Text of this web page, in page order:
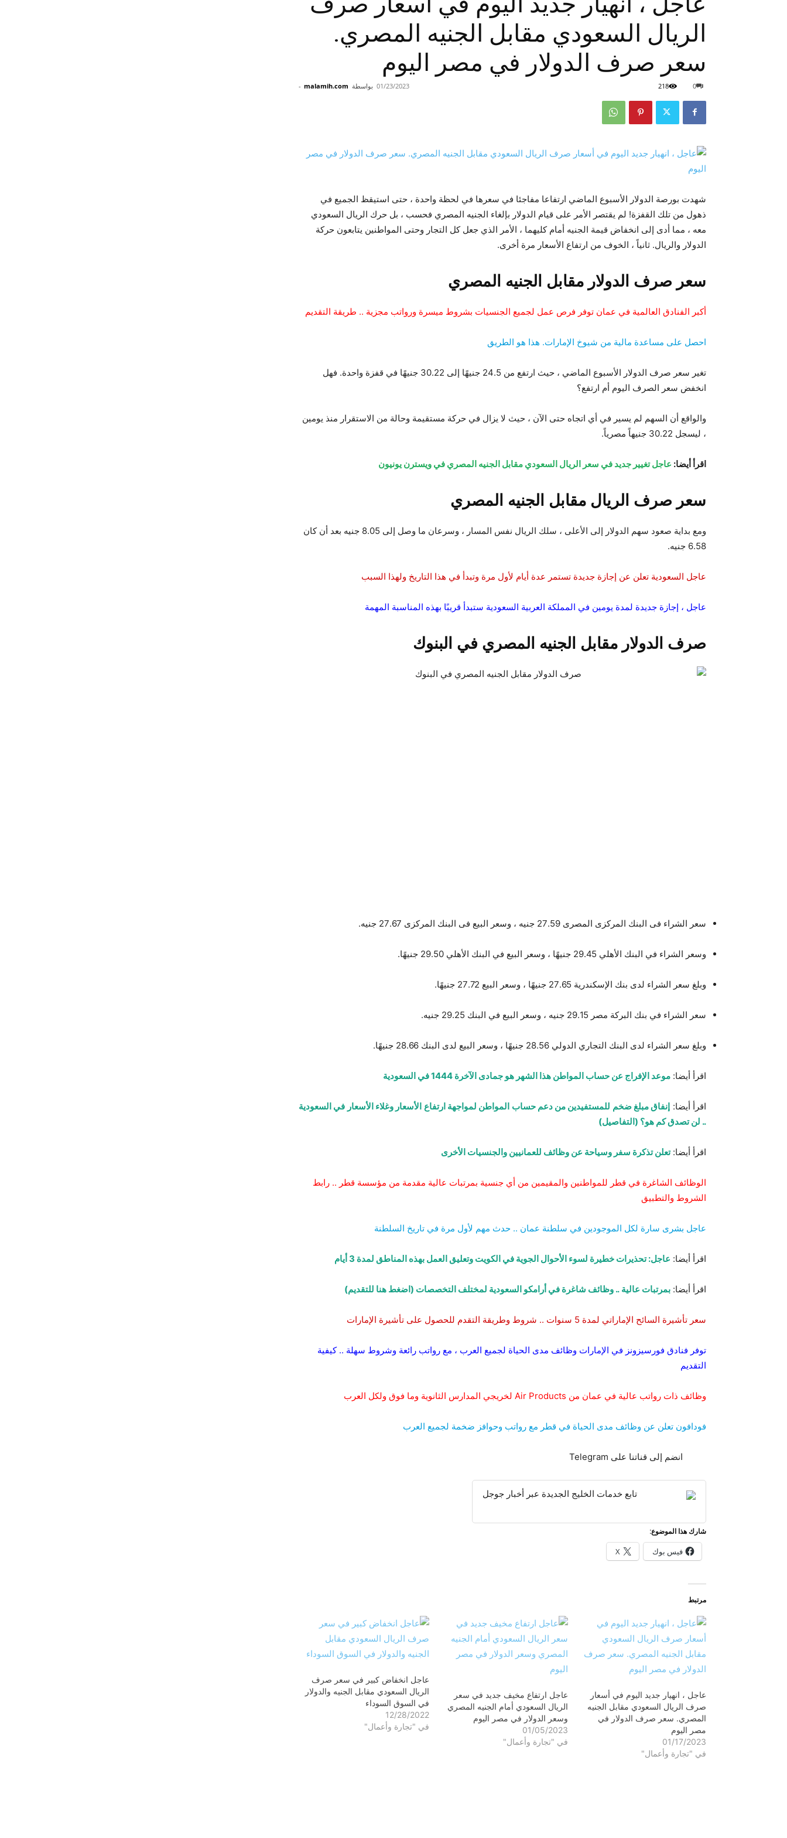
الريال السعودي مقابل الجنيه المصري.
سعر صرف الدولار في مصر اليوم
بواسطة malamih.com
- 01/23/2023 0
218
شهدت بورصة الدولار الأسبوع الماضي ارتفاعا مفاجئا في سعرها في لحظة واحدة ، حتى استيقظ الجميع في
ذهول من تلك القفزة! لم يقتصر الأمر على قيام الدولار بإلغاء الجنيه المصري فحسب ، بل حرك الريال السعودي
معه ، مما أدى إلى انخفاض قيمة الجنيه أمام كليهما ، الأمر الذي جعل كل التجار وحتى المواطنين يتابعون حركة
الدولار والريال. ثانياً ، الخوف من ارتفاع الأسعار مرة أخرى.
سعر صرف الدولار مقابل الجنيه المصري
أكبر الفنادق العالمية في عمان توفر فرص عمل لجميع الجنسيات بشروط ميسرة ورواتب مجزية .. طريقة التقديم
احصل على مساعدة مالية من شيوخ الإمارات. هذا هو الطريق
تغير سعر صرف الدولار الأسبوع الماضي ، حيث ارتفع من 24.5 جنيهًا إلى 30.22 جنيهًا في قفزة واحدة. فهل
انخفض سعر الصرف اليوم أم ارتفع؟
والواقع أن السهم لم يسير في أي اتجاه حتى الآن ، حيث لا يزال في حركة مستقيمة وحالة من الاستقرار منذ يومين
، ليسجل 30.22 جنيهاً مصرياً.
اقرأ أيضا: عاجل تغيير جديد في سعر الريال السعودي مقابل الجنيه المصري في ويسترن يونيون
سعر صرف الريال مقابل الجنيه المصري
ومع بداية صعود سهم الدولار إلى الأعلى ، سلك الريال نفس المسار ، وسرعان ما وصل إلى 8.05 جنيه بعد أن كان
6.58 جنيه.
عاجل السعودية تعلن عن إجازة جديدة تستمر عدة أيام لأول مرة وتبدأ في هذا التاريخ ولهذا السبب
عاجل ، إجازة جديدة لمدة يومين في المملكة العربية السعودية ستبدأ قريبًا بهذه المناسبة المهمة
صرف الدولار مقابل الجنيه المصري في البنوك
سعر الشراء فى البنك المركزى المصرى 27.59 جنيه ، وسعر البيع فى البنك المركزى 27.67 جنيه.
وسعر الشراء في البنك الأهلي 29.45 جنيهًا ، وسعر البيع في البنك الأهلي 29.50 جنيهًا.
وبلغ سعر الشراء لدى بنك الإسكندرية 27.65 جنيهًا ، وسعر البيع 27.72 جنيهًا.
سعر الشراء في بنك البركة مصر 29.15 جنيه ، وسعر البيع في البنك 29.25 جنيه.
وبلغ سعر الشراء لدى البنك التجاري الدولي 28.56 جنيهًا ، وسعر البيع لدى البنك 28.66 جنيهًا.
اقرأ أيضا: موعد الإفراج عن حساب المواطن هذا الشهر هو جمادى الآخرة 1444 في السعودية
اقرأ أيضا: إنفاق مبلغ ضخم للمستفيدين من دعم حساب المواطن لمواجهة ارتفاع الأسعار وغلاء الأسعار في السعودية
.. لن تصدق كم هو؟ (التفاصيل)
اقرأ أيضا:تعلن تذكرة سفر وسياحة عن وظائف للعمانيين والجنسيات الأخرى
الوظائف الشاغرة في قطر للمواطنين والمقيمين من أي جنسية بمرتبات عالية مقدمة من مؤسسة قطر .. رابط
الشروط والتطبيق
عاجل بشرى سارة لكل الموجودين في سلطنة عمان .. حدث مهم لأول مرة في تاريخ السلطنة
اقرأ أيضا: عاجل: تحذيرات خطيرة لسوء الأحوال الجوية في الكويت وتعليق العمل بهذه المناطق لمدة 3 أيام
اقرأ أيضا: بمرتبات عالية .. وظائف شاغرة في أرامكو السعودية لمختلف التخصصات (اضغط هنا للتقديم)
سعر تأشيرة السائح الإماراتي لمدة 5 سنوات .. شروط وطريقة التقدم للحصول على تأشيرة الإمارات
توفر فنادق فورسيزونز في الإمارات وظائف مدى الحياة لجميع العرب ، مع رواتب رائعة وشروط سهلة .. كيفية
التقديم
وظائف ذات رواتب عالية في عمان من Air Products لخريجي المدارس الثانوية وما فوق ولكل العرب
فودافون تعلن عن وظائف مدى الحياة في قطر مع رواتب وحوافز ضخمة لجميع العرب
انضم إلى قناتنا على Telegram
تابع خدمات الخليج الجديدة عبر أخبار جوجل
شارك هذا الموضوع:
فيس بوك X
مرتبط
عاجل ، انهيار جديد اليوم في أسعار
صرف الريال السعودي مقابل الجنيه
المصري. سعر صرف الدولار في
مصر اليوم
01/17/2023
في "تجارة وأعمال"
عاجل ارتفاع مخيف جديد في سعر
الريال السعودي أمام الجنيه المصري
وسعر الدولار في مصر اليوم
01/05/2023
في "تجارة وأعمال"
عاجل انخفاض كبير في سعر صرف
الريال السعودي مقابل الجنيه والدولار
في السوق السوداء
12/28/2022
في "تجارة وأعمال"